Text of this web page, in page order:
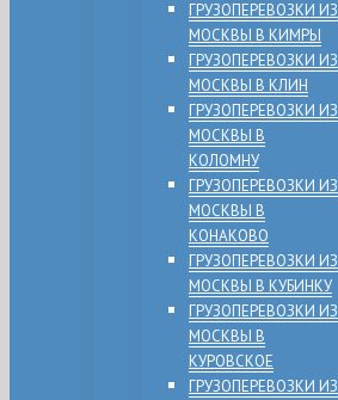
ГРУЗОПЕРЕВОЗКИ ИЗ
МОСКВЫ В КИМРЫ
ГРУЗОПЕРЕВОЗКИ ИЗ
МОСКВЫ В КЛИН
ГРУЗОПЕРЕВОЗКИ ИЗ
МОСКВЫ В
КОЛОМНУ
ГРУЗОПЕРЕВОЗКИ ИЗ
МОСКВЫ В
КОНАКОВО
ГРУЗОПЕРЕВОЗКИ ИЗ
МОСКВЫ В КУБИНКУ
ГРУЗОПЕРЕВОЗКИ ИЗ
МОСКВЫ В
КУРОВСКОЕ
ГРУЗОПЕРЕВОЗКИ ИЗ